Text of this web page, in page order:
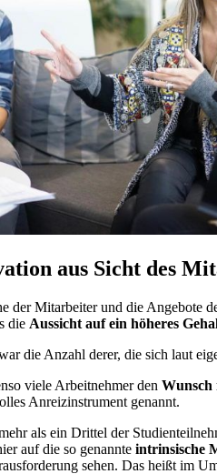
aus Sicht des
der Mitarbeiter und die
die Aussicht auf ein höheres
die Anzahl derer, die sich laut
viele Arbeitnehmer den Wunsch
Anreizinstrument genannt.
als ein Drittel der
auf die so genannte intrinsische
sehen. Das heißt im